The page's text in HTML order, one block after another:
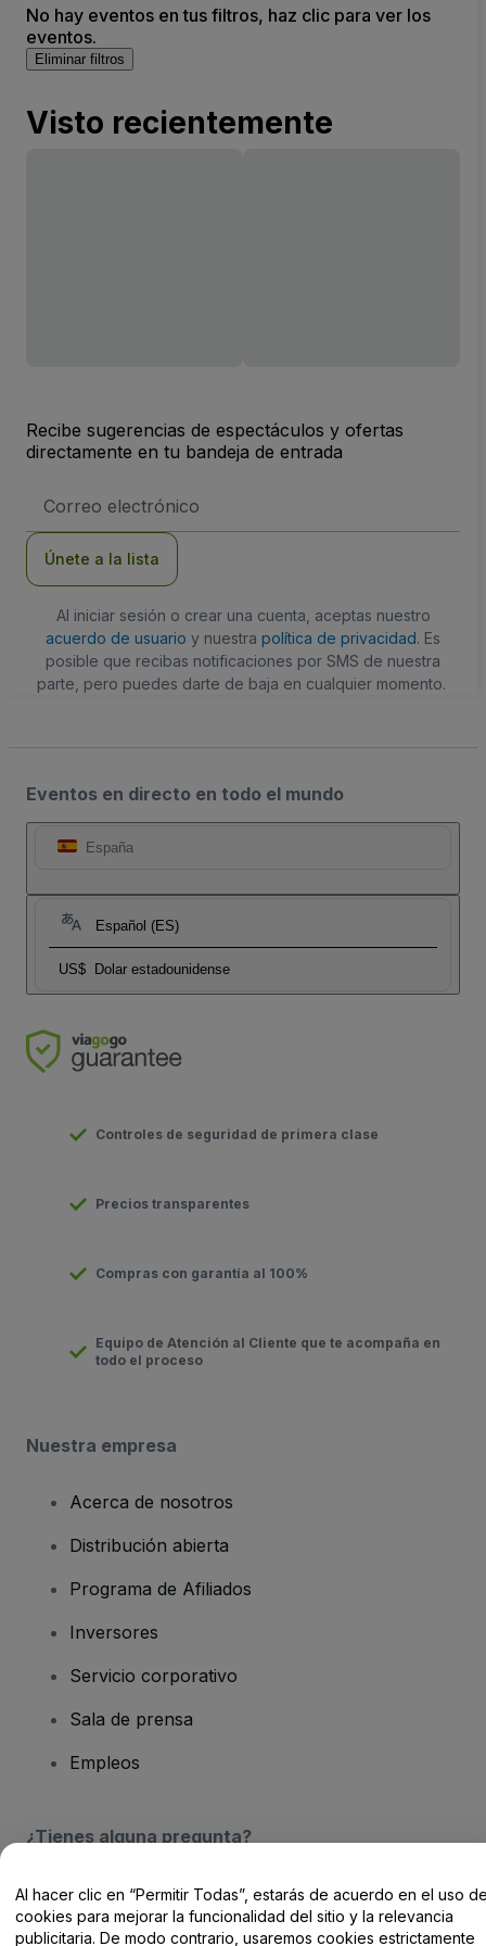
No hay eventos en tus filtros, haz clic para ver los
eventos.
Eliminar filtros
Visto recientemente
Recibe sugerencias de espectáculos y ofertas
directamente en tu bandeja de entrada
de
Únete a la lista
Al iniciar sesión o crear una cuenta, aceptas nuestro
acuerdo de usuario y nuestra política de privacidad. Es
posible que recibas notificaciones por SMS de nuestra
parte, pero puedes darte de baja en cualquier momento.
Eventos en directo en todo el mundo
España
Español (ES)
US$ Dolar estadounidense
Controles de seguridad de primera clase
Precios transparentes
Compras con garantía al 100%
Equipo de Atención al Cliente que te acompaña en
todo el proceso
Nuestra empresa
Acerca de nosotros
Distribución abierta
Programa de Afiliados
Inversores
Servicio corporativo
Sala de prensa
Empleos
¿Tienes alguna pregunta?
Centro de Ayuda / Contacto
Al hacer clic en “Permitir Todas”, estarás de acuerdo en el uso
cookies para mejorar la funcionalidad del sitio y la relevancia
publicitaria. De modo contrario, usaremos cookies estrictamente